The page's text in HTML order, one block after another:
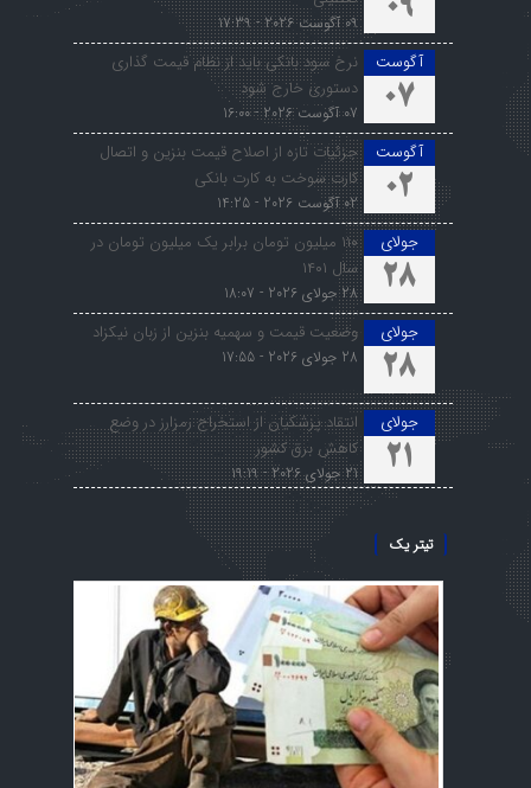
09 09 آگوست 2026 - 17:39
آگوست
07
نرخ سود بانکی باید از نظام قیمت گذاری
دستوری خارج شود
07 آگوست 2026 - 16:00
آگوست
02
جزئیات تازه از اصلاح قیمت بنزین و اتصال
کارت سوخت به کارت بانکی
02 آگوست 2026 - 14:25
جولای
28
۱۱۰ میلیون تومان برابر یک میلیون تومان در
سال ۱۴۰۱
28 جولای 2026 - 18:07
جولای
28
وضعیت قیمت و سهمیه بنزین از زبان نیکزاد
28 جولای 2026 - 17:55
جولای
21
انتقاد پزشکیان از استخراج رمزارز در وضع
کاهش برق کشور
21 جولای 2026 - 19:19
تیتر یک